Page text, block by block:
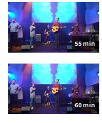
55 min
60 min